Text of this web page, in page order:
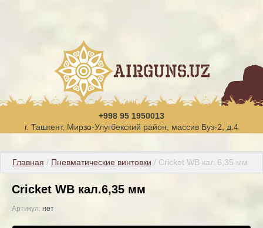
+998 95 1950013
г. Ташкент, Мирзо-Улугбекский район, массив Буз-2, д.4
Главная / Пневматические винтовки / Cricket WB кал.6,35 мм
Cricket WB кал.6,35 мм
Артикул: нет